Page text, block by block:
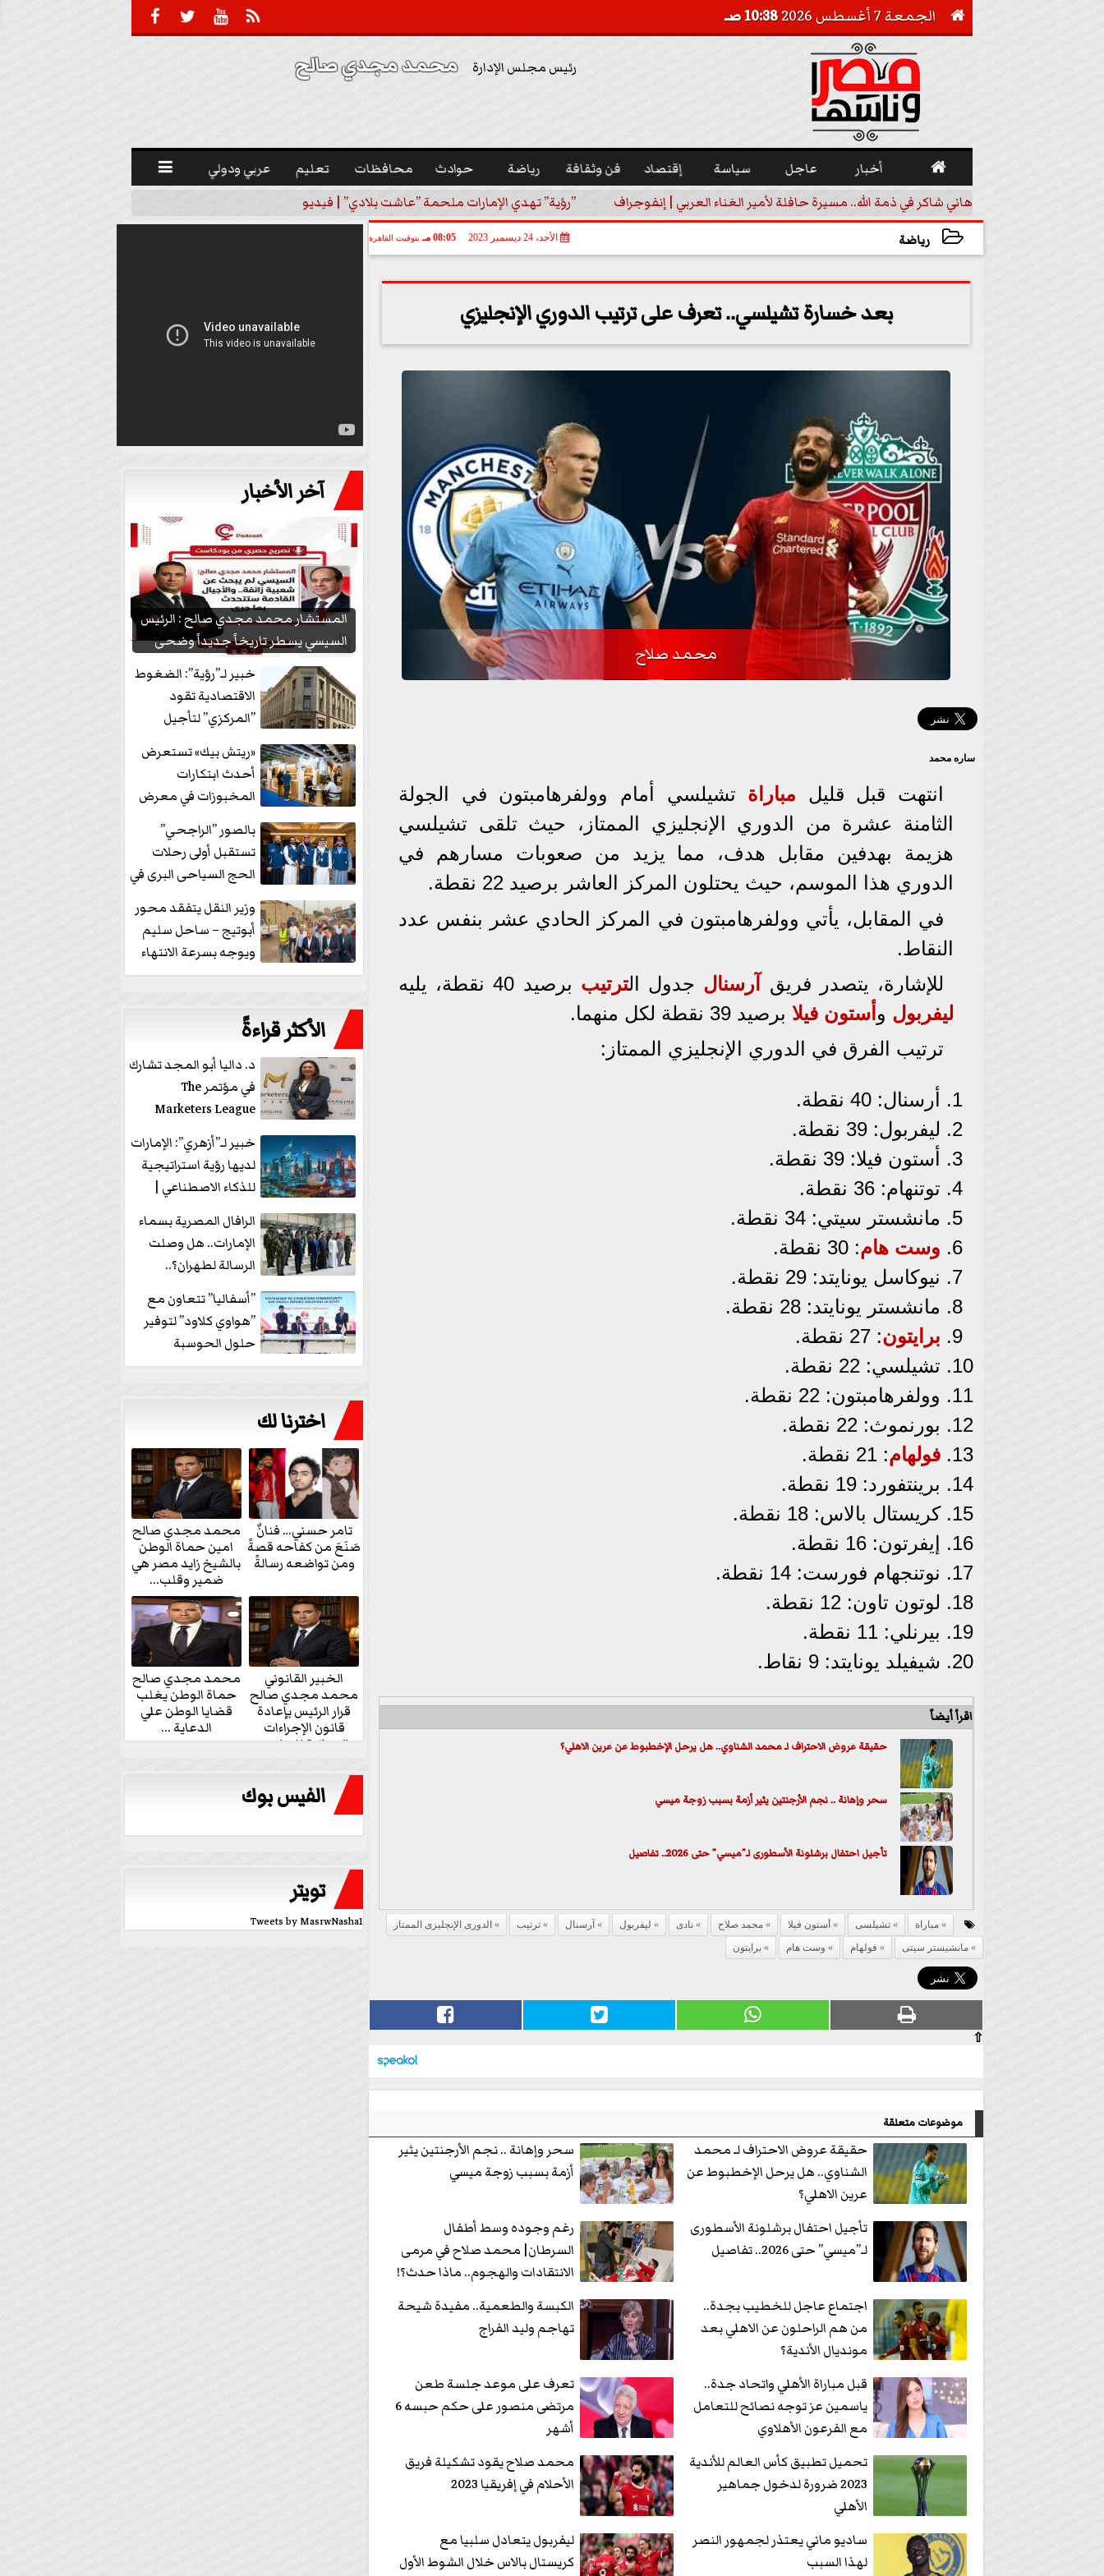
  

 الجمعة 7 أغسطس 2026 10:38 صـ
رئيس مجلس الإدارة محمد مجدي صالح
 أخبار عاجل سياسة إقتصاد فن وثقافة رياضة حوادث محافظات تعليم عربي ودولي 
هاني شاكر في ذمة الله.. مسيرة حافلة لأمير الغناء العربي | إنفوجراف ”رؤية” تهدي الإمارات ملحمة ”عاشت بلادي” | فيديو
رياضة الأحد، 24 ديسمبر 2023 08:05 مـ بتوقيت القاهرة
بعد خسارة تشيلسي.. تعرف على ترتيب الدوري الإنجليزي
محمد صلاح
ساره محمد
انتهت قبل قليل مباراة تشيلسي أمام وولفرهامبتون في الجولة
الثامنة عشرة من الدوري الإنجليزي الممتاز، حيث تلقى تشيلسي
هزيمة بهدفين مقابل هدف، مما يزيد من صعوبات مسارهم في
الدوري هذا الموسم، حيث يحتلون المركز العاشر برصيد 22 نقطة.
في المقابل، يأتي وولفرهامبتون في المركز الحادي عشر بنفس عدد
النقاط.
للإشارة، يتصدر فريق
آرسنال جدول الترتيب برصيد 40 نقطة، يليه
ليفربول و أستون فيلا برصيد 39 نقطة لكل منهما.
ترتيب الفرق في الدوري الإنجليزي الممتاز:
أرسنال: 40 نقطة.
ليفربول: 39 نقطة.
أستون فيلا: 39 نقطة.
توتنهام: 36 نقطة.
مانشستر سيتي: 34 نقطة.
وست هام: 30 نقطة.
نيوكاسل يونايتد: 29 نقطة.
مانشستر يونايتد: 28 نقطة.
برايتون: 27 نقطة.
تشيلسي: 22 نقطة.
وولفرهامبتون: 22 نقطة.
بورنموث: 22 نقطة.
فولهام: 21 نقطة.
برينتفورد: 19 نقطة.
كريستال بالاس: 18 نقطة.
إيفرتون: 16 نقطة.
نوتنجهام فورست: 14 نقطة.
لوتون تاون: 12 نقطة.
بيرنلي: 11 نقطة.
شيفيلد يونايتد: 9 نقاط.
اقرأ أيضاً
حقيقة عروض الاحتراف لـ محمد الشناوي.. هل يرحل الإخطبوط عن عرين الاهلي؟
سحر وإهانة .. نجم الأرجنتين يثير أزمة بسبب زوجة ميسي
تأجيل احتفال برشلونة الأسطورى لـ”ميسي” حتى 2026.. تفاصيل
مباراة تشيلسى أستون فيلا محمد صلاح نادى ليفربول آرسنال ترتيب
الدورى الإنجليزى الممتاز
مانشيستر سيتى
فولهام وست هام برايتون
⇧
موضوعات متعلقة
حقيقة عروض الاحتراف لـ محمد
الشناوي.. هل يرحل الإخطبوط عن
عرين الاهلي؟
سحر وإهانة .. نجم الأرجنتين يثير
أزمة بسبب زوجة ميسي
تأجيل احتفال برشلونة الأسطورى
لـ”ميسي” حتى 2026.. تفاصيل
رغم وجوده وسط أطفال
السرطان| محمد صلاح في مرمى
الانتقادات والهجوم.. ماذا حدث؟!
اجتماع عاجل للخطيب بجدة..
من هم الراحلون عن الاهلي بعد
مونديال الأندية؟
الكبسة والطعمية.. مفيدة شيحة
تهاجم وليد الفراج
قبل مباراة الأهلي واتحاد جدة..
ياسمين عز توجه نصائح للتعامل
مع الفرعون الأهلاوي
تعرف على موعد جلسة طعن
مرتضى منصور على حكم حبسه 6
أشهر
تحميل تطبيق كأس العالم للأندية
2023 ضرورة لدخول جماهير
الأهلي
محمد صلاح يقود تشكيلة فريق
الأحلام في إفريقيا 2023
ساديو ماني يعتذر لجمهور النصر
لهذا السبب
ليفربول يتعادل سلبيا مع
كريستال بالاس خلال الشوط الأول
آخر الأخبار
المستشار محمد مجدي صالح : الرئيس
السيسي يسطر تاريخاً جديداً وضحى
بشعبيته...
خبير لـ”رؤية”: الضغوط
الاقتصادية تقود
”المركزي” لتأجيل
«ريتش بيك» تستعرض
أحدث ابتكارات
المخبوزات في معرض
منتجات...
بالصور ”الراجحي”
تستقبل أولى رحلات
الحج السياحى البرى في
وزير النقل يتفقد محور
أبوتيج – ساحل سليم
ويوجه بسرعة الانتهاء
من...
الأكثر قراءةً
د. داليا أبو المجد تشارك
في مؤتمر The
Marketers League
وتدير جلسة...
خبير لـ”أزهري”: الإمارات
لديها رؤية استراتيجية
للذكاء الاصطناعي |
الرافال المصرية بسماء
الإمارات.. هل وصلت
الرسالة لطهران؟..
”ماعت جروب” تُجيب؟
|...
”أسفاليا” تتعاون مع
”هواوي كلاود” لتوفير
حلول الحوسبة
السحابية والأمن
اخترنا لك
تامر حسني… فنانٌ
صَنَعَ من كفاحه قصةً
ومن تواضعه رسالةً
محمد مجدي صالح
امين حماة الوطن
بالشيخ زايد مصر هي
ضمير وقلب...
الخبير القانوني
محمد مجدي صالح
قرار الرئيس بإعادة
قانون الإجراءات
الجنائية للنواب...
محمد مجدي صالح
حماة الوطن يغلب
قضايا الوطن علي
الدعاية ...
الفيس بوك
تويتر
Tweets by MasrwNasha1